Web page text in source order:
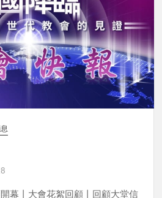
幕丨大會花絮回顧丨回顧大堂信